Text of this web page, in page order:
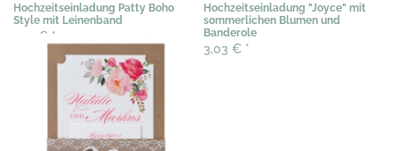
Hochzeitseinladung Patty Boho
Style mit Leinenband
2,19 € *
Hochzeitseinladung "Joyce" mit
sommerlichen Blumen und
Banderole
3,03 € *